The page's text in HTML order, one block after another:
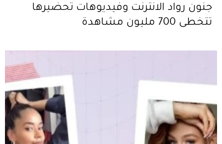
جنون رواد الانترنت وفيديوهات تحضيرها
تتخطى 700 مليون مشاهدة